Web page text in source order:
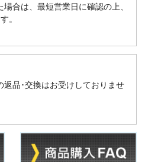
合は、最短営業日に確認の上、
。
返品･交換はお受けしておりませ